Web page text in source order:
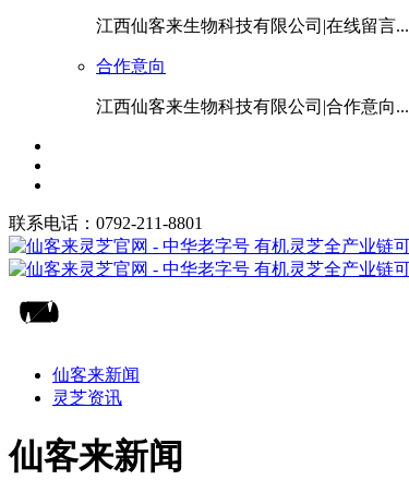
江西仙客来生物科技有限公司|在线留言...
合作意向
江西仙客来生物科技有限公司|合作意向...
联系电话：0792-211-8801
仙客来新闻
灵芝资讯
仙客来新闻